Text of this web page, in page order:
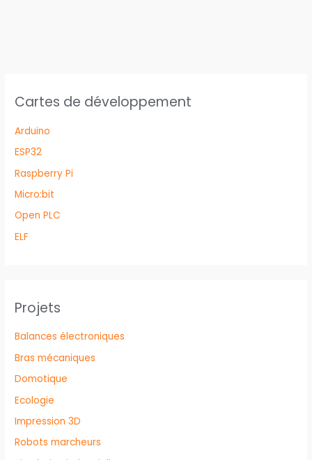
Cartes de développement
Arduino
ESP32
Raspberry Pi
Micro:bit
Open PLC
ELF
Projets
Balances électroniques
Bras mécaniques
Domotique
Ecologie
Impression 3D
Robots marcheurs